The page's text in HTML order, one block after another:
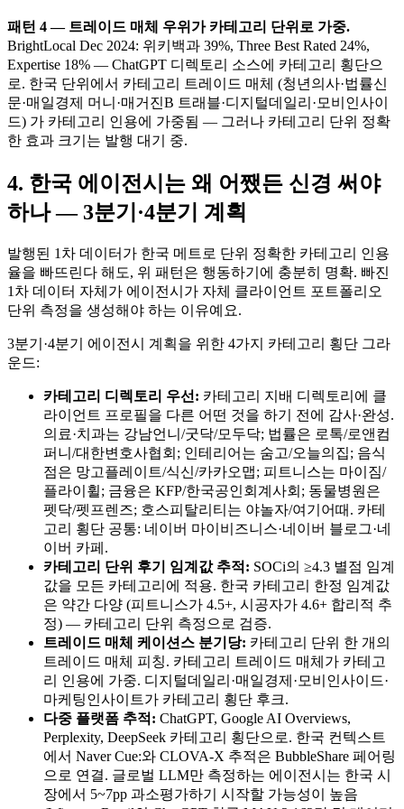
패턴 4 — 트레이드 매체 우위가 카테고리 단위로 가중.
BrightLocal Dec 2024: 위키백과 39%, Three Best Rated 24%,
Expertise 18% — ChatGPT 디렉토리 소스에 카테고리 횡단으
로. 한국 단위에서 카테고리 트레이드 매체 (청년의사·법률신
문·매일경제 머니·매거진B 트래블·디지털데일리·모비인사이
드) 가 카테고리 인용에 가중됨 — 그러나 카테고리 단위 정확
한 효과 크기는 발행 대기 중.
4. 한국 에이전시는 왜 어쨌든 신경 써야
하나 — 3분기·4분기 계획
발행된 1차 데이터가 한국 메트로 단위 정확한 카테고리 인용
율을 빠뜨린다 해도, 위 패턴은 행동하기에 충분히 명확. 빠진
1차 데이터 자체가 에이전시가 자체 클라이언트 포트폴리오
단위 측정을 생성해야 하는 이유예요.
3분기·4분기 에이전시 계획을 위한 4가지 카테고리 횡단 그라
운드:
카테고리 디렉토리 우선: 카테고리 지배 디렉토리에 클
라이언트 프로필을 다른 어떤 것을 하기 전에 감사·완성.
의료·치과는 강남언니/굿닥/모두닥; 법률은 로톡/로앤컴
퍼니/대한변호사협회; 인테리어는 숨고/오늘의집; 음식
점은 망고플레이트/식신/카카오맵; 피트니스는 마이짐/
플라이휠; 금융은 KFP/한국공인회계사회; 동물병원은
펫닥/펫프렌즈; 호스피탈리티는 야놀자/여기어때. 카테
고리 횡단 공통: 네이버 마이비즈니스·네이버 블로그·네
이버 카페.
카테고리 단위 후기 임계값 추적: SOCi의 ≥4.3 별점 임계
값을 모든 카테고리에 적용. 한국 카테고리 한정 임계값
은 약간 다양 (피트니스가 4.5+, 시공자가 4.6+ 합리적 추
정) — 카테고리 단위 측정으로 검증.
트레이드 매체 케이션스 분기당: 카테고리 단위 한 개의
트레이드 매체 피칭. 카테고리 트레이드 매체가 카테고
리 인용에 가중. 디지털데일리·매일경제·모비인사이드·
마케팅인사이트가 카테고리 횡단 후크.
다중 플랫폼 추적: ChatGPT, Google AI Overviews,
Perplexity, DeepSeek 카테고리 횡단으로. 한국 컨텍스트
에서 Naver Cue:와 CLOVA-X 추적은 BubbleShare 페어링
으로 연결. 글로벌 LLM만 측정하는 에이전시는 한국 시
장에서 5~7pp 과소평가하기 시작할 가능성이 높음